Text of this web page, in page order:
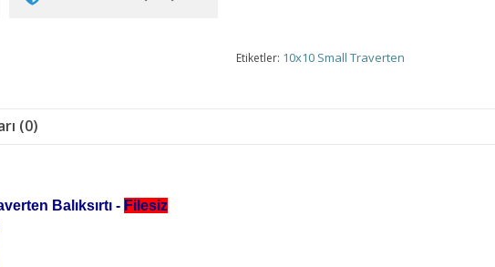
Etiketler: 10x10 Small Traverten
(0)
Balıksırtı - Filesiz